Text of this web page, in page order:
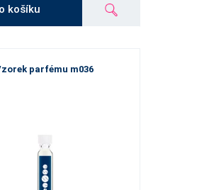
košíku
parfému m036